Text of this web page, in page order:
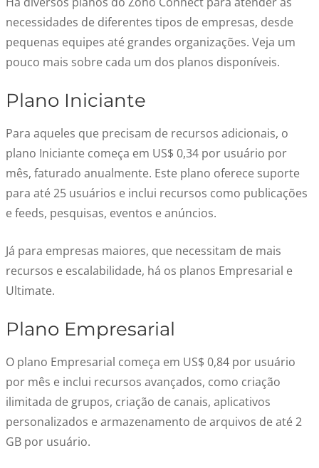
necessidades de diferentes tipos de empresas, desde
pequenas equipes até grandes organizações. Veja um
pouco mais sobre cada um dos planos disponíveis.
Plano Iniciante
Para aqueles que precisam de recursos adicionais, o
plano Iniciante começa em US$ 0,34 por usuário por
mês, faturado anualmente. Este plano oferece suporte
para até 25 usuários e inclui recursos como publicações
e feeds, pesquisas, eventos e anúncios.
Já para empresas maiores, que necessitam de mais
recursos e escalabilidade, há os planos Empresarial e
Ultimate.
Plano Empresarial
O plano Empresarial começa em US$ 0,84 por usuário
por mês e inclui recursos avançados, como criação
ilimitada de grupos, criação de canais, aplicativos
personalizados e armazenamento de arquivos de até 2
GB por usuário.